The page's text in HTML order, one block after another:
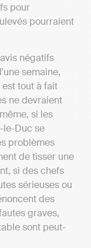
pour
pourraient
négatifs
semaine,
tout à fait
ne devraient
si les
le-Duc se
problèmes
de tisser une
si des chefs
sérieuses ou
des
graves,
sont peut-